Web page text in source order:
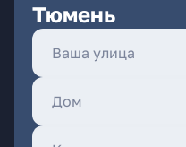
Тюмень